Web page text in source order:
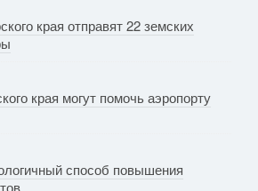
края отправят 22 земских
края могут помочь аэропорту
способ повышения